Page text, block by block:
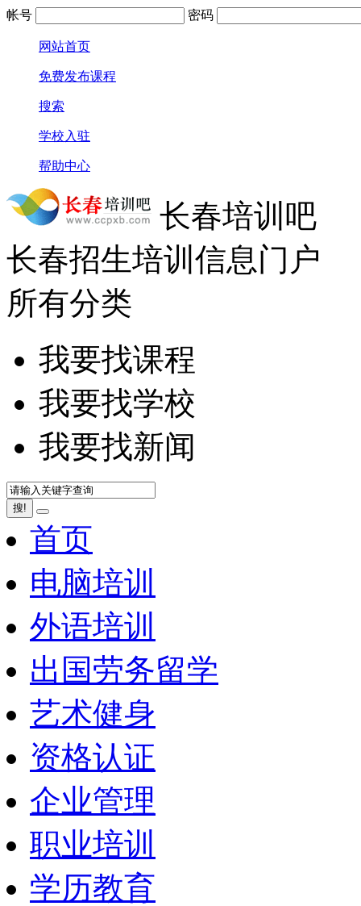
帐号 密码
网站首页
免费发布课程
搜索
学校入驻
帮助中心
长春培训吧
长春招生培训信息门户
所有分类
我要找课程
我要找学校
我要找新闻
搜!
首页
电脑培训
外语培训
出国劳务留学
艺术健身
资格认证
企业管理
职业培训
学历教育